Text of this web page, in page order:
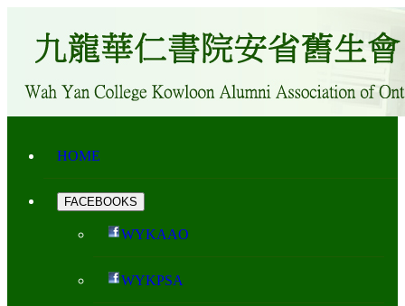
HOME
FACEBOOKS
WYKAAO
WYKPSA